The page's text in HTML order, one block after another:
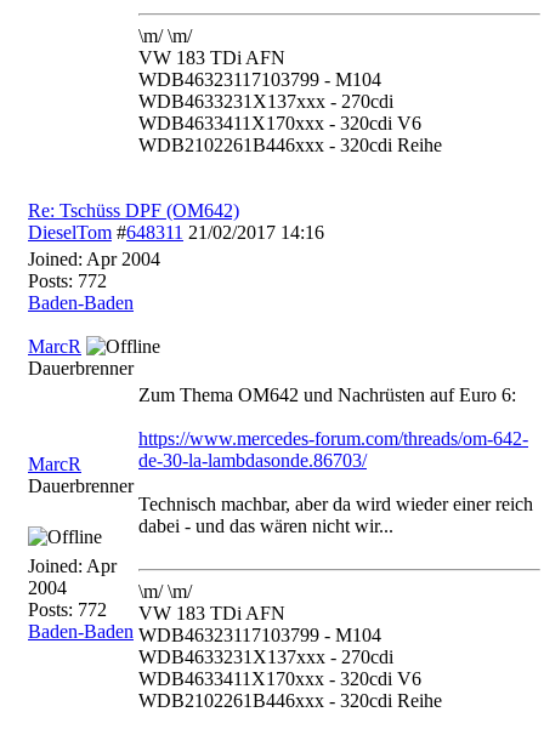
\m/ \m/
VW 183 TDi AFN
WDB46323117103799 - M104
WDB4633231X137xxx - 270cdi
WDB4633411X170xxx - 320cdi V6
WDB2102261B446xxx - 320cdi Reihe
Re: Tschüss DPF (OM642)
DieselTom #648311 21/02/2017 14:16
Joined: Apr 2004
Posts: 772
Baden-Baden
MarcR
Dauerbrenner
MarcR
Dauerbrenner
Joined: Apr
2004
Posts: 772
Baden-Baden
Zum Thema OM642 und Nachrüsten auf Euro 6:
https://www.mercedes-forum.com/threads/om-642-
de-30-la-lambdasonde.86703/
Technisch machbar, aber da wird wieder einer reich
dabei - und das wären nicht wir...
\m/ \m/
VW 183 TDi AFN
WDB46323117103799 - M104
WDB4633231X137xxx - 270cdi
WDB4633411X170xxx - 320cdi V6
WDB2102261B446xxx - 320cdi Reihe